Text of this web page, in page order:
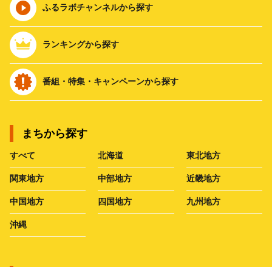
ふるラボチャンネルから探す
ランキングから探す
番組・特集・キャンペーンから探す
まちから探す
すべて 北海道 東北地方
関東地方 中部地方 近畿地方
中国地方 四国地方 九州地方
沖縄